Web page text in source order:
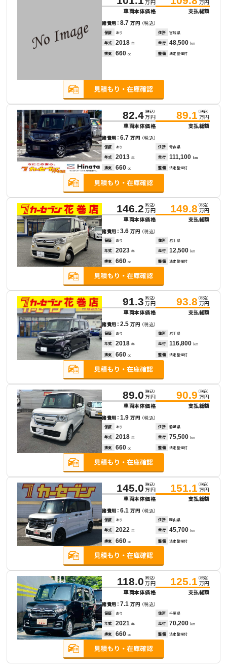
万円
車両本体価格
万円
支払総額
諸費用：8.7万円 （税込）
保証 あり 住所 宮城県
年式 2018 年 走行 48,500 km
排気 660 cc 整備 法定整備付
82.4 （税込）
万円
車両本体価格
89.1 （税込）
万円
支払総額
諸費用：6.7万円 （税込）
保証 あり 住所 青森県
年式 2013 年 走行 111,100 km
排気 660 cc 整備 法定整備付
146.2 （税込）
万円
車両本体価格
149.8 （税込）
万円
支払総額
諸費用：3.6万円 （税込）
保証 あり 住所 岩手県
年式 2023 年 走行 12,500 km
排気 660 cc 整備 法定整備付
91.3 （税込）
万円
車両本体価格
93.8 （税込）
万円
支払総額
諸費用：2.5万円 （税込）
保証 あり 住所 岩手県
年式 2018 年 走行 116,800 km
排気 660 cc 整備 法定整備付
89.0 （税込）
万円
車両本体価格
90.9 （税込）
万円
支払総額
諸費用：1.9万円 （税込）
保証 あり 住所 静岡県
年式 2018 年 走行 75,500 km
排気 660 cc 整備 法定整備付
145.0 （税込）
万円
車両本体価格
151.1 （税込）
万円
支払総額
諸費用：6.1万円 （税込）
保証 あり 住所 岡山県
年式 2022 年 走行 45,700 km
排気 660 cc 整備 法定整備付
118.0 （税込）
万円
車両本体価格
125.1 （税込）
万円
支払総額
諸費用：7.1万円 （税込）
保証 あり 住所 千葉県
年式 2021 年 走行 70,200 km
排気 660 cc 整備 法定整備付